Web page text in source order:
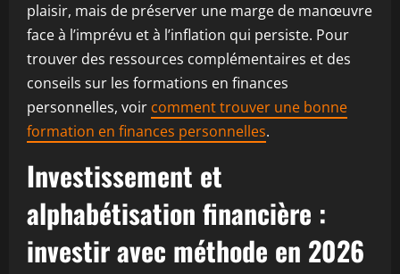
plaisir, mais de préserver une marge de manœuvre
face à l’imprévu et à l’inflation qui persiste. Pour
trouver des ressources complémentaires et des
conseils sur les formations en finances
personnelles, voir comment trouver une bonne
formation en finances personnelles.
Investissement et
alphabétisation financière :
investir avec méthode en 2026